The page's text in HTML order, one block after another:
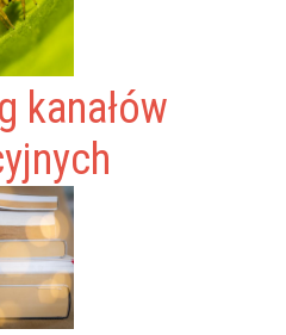
kanałów